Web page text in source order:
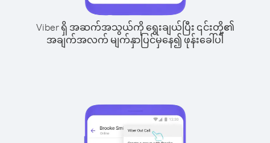
Viber ရှိ အဆက်အသွယ်ကို ရွေးချယ်ပြီး ၎င်းတို့၏
အချက်အလက် မျက်နှာပြင်မှနေ၍ ဖုန်းခေါ်ပါ